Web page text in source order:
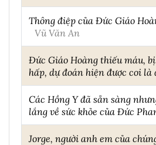
Thông điệp của Đức Giáo
Vũ Văn An
Đức Giáo Hoàng thiếu máu,
hấp, dự đoán hiện được coi là
Các Hồng Y đã sẵn sàng
lắng về sức khỏe của Đức
Jorge, người anh em của